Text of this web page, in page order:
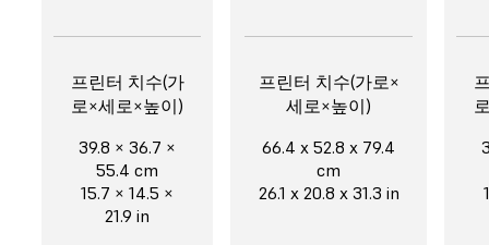
프린터 치수(가
로×세로×높이)
39.8 × 36.7 ×
55.4 cm
15.7 × 14.5 ×
21.9 in
프린터 치수(가로×
세로×높이)
66.4 x 52.8 x 79.4
cm
26.1 x 20.8 x 31.3 in